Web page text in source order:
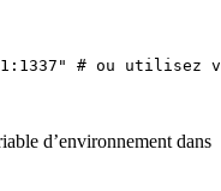
" # ou utilisez
d’environnement dans